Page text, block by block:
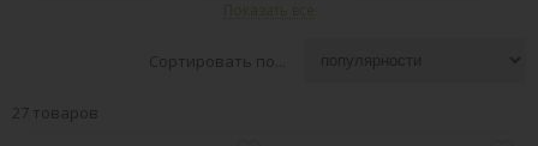
Сортировать по...
27 товаров